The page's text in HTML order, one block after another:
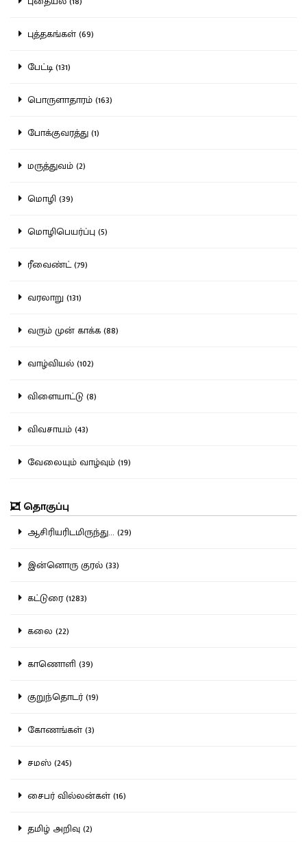
புத்தகங்கள் (69)
பேட்டி (131)
பொருளாதாரம் (163)
போக்குவரத்து (1)
மருத்துவம் (2)
மொழி (39)
மொழிபெயர்ப்பு (5)
ரீவைண்ட் (79)
வரலாறு (131)
வரும் முன் காக்க (88)
வாழ்வியல் (102)
விளையாட்டு (8)
விவசாயம் (43)
வேலையும் வாழ்வும் (19)
தொகுப்பு
ஆசிரியரிடமிருந்து... (29)
இன்னொரு குரல் (33)
கட்டுரை (1283)
கலை (22)
காணொளி (39)
குறுந்தொடர் (19)
கோணங்கள் (3)
சமஸ் (245)
சைபர் வில்லன்கள் (16)
தமிழ் அறிவு (2)